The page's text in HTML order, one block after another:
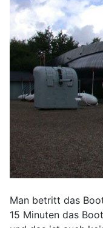
Man betritt das
15 Minuten das